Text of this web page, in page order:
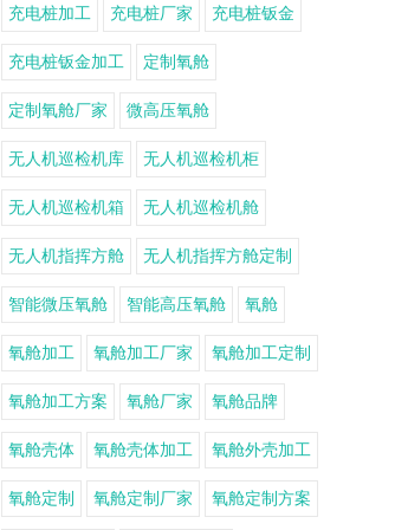
充电桩加工 充电桩厂家 充电桩钣金
充电桩钣金加工 定制氧舱
定制氧舱厂家 微高压氧舱
无人机巡检机库 无人机巡检机柜
无人机巡检机箱 无人机巡检机舱
无人机指挥方舱 无人机指挥方舱定制
智能微压氧舱 智能高压氧舱 氧舱
氧舱加工 氧舱加工厂家 氧舱加工定制
氧舱加工方案 氧舱厂家 氧舱品牌
氧舱壳体 氧舱壳体加工 氧舱外壳加工
氧舱定制 氧舱定制厂家 氧舱定制方案